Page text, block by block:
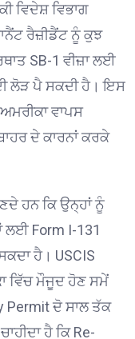
ਵਿਦੇਸ਼ ਵਿਭਾਗ
ਰੈਜ਼ੀਡੈਂਟ ਨੂੰ ਕੁਝ
SB-1 ਵੀਜ਼ਾ ਲਈ
ਲੋੜ ਪੈ ਸਕਦੀ ਹੈ। ਇਸ
ਵਾਪਸ
ਦੇ ਕਾਰਨਾਂ ਕਰਕੇ
ਹਨ ਕਿ ਉਨ੍ਹਾਂ ਨੂੰ
ਲਈ Form I-131
ਹੈ। USCIS
ਵਿੱਚ ਮੌਜੂਦ ਹੋਣ ਸਮੇਂ
Permit ਦੋ ਸਾਲ ਤੱਕ
ਹੈ ਕਿ Re-